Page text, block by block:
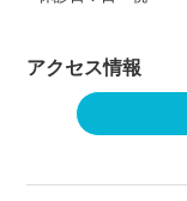
アクセス情報